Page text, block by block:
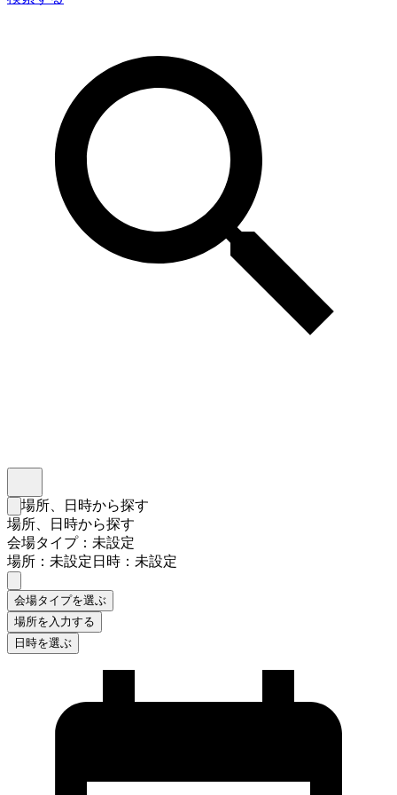
検索フォームを閉じる
場所、日時から探す
場所、日時から探す
会場タイプ：未設定
場所：未設定日時：未設定
会場タイプを選ぶ
場所を入力する
日時を選ぶ